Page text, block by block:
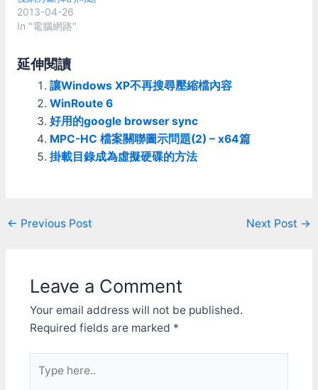
2013-04-26
In "電腦網路"
延伸閱讀
讓Windows XP不再搜尋壓縮檔內容
WinRoute 6
好用的google browser sync
MPC-HC 檔案關聯圖示問題(2) – x64篇
掛載目錄成為虛擬硬碟的方法
Post
← Previous Post Next Post →
Leave a Comment
Your email address will not be published.
Required fields are marked *
here..